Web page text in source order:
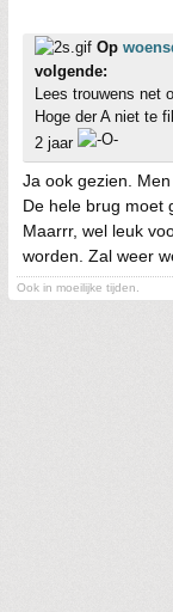
Op
volgende:
Lees trouwens net
Hoge der A niet te
2 jaar
Ja ook gezien.
De hele brug moet
Maarrr, wel leuk
worden. Zal weer
Ook in moeilijke tijden.